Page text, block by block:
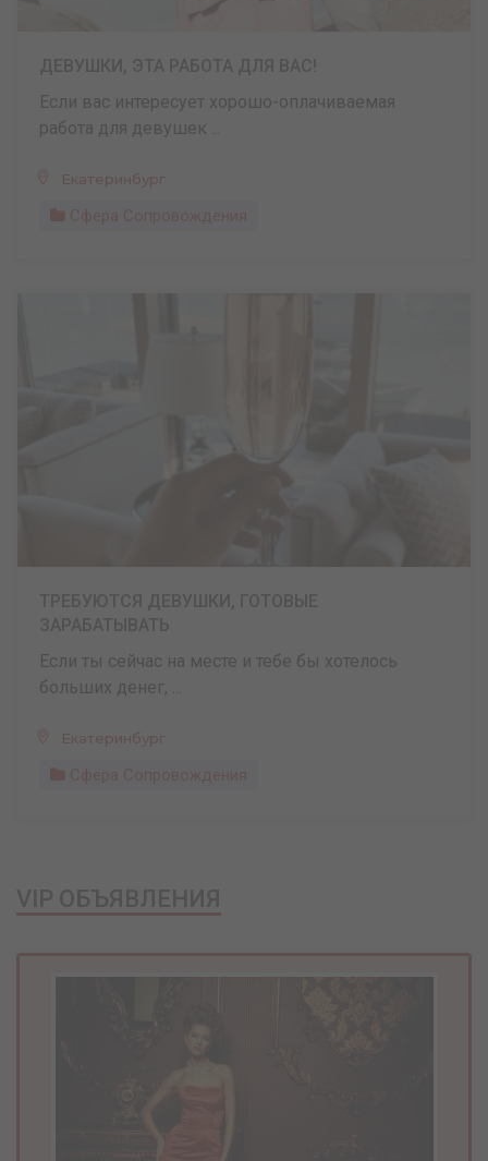
Если вас интересует хорошо-оплачиваемая
работа для девушек ...
Екатеринбург
Сфера Сопровождения
Если ты сейчас на месте и тебе бы хотелось
больших денег, ...
Екатеринбург
Сфера Сопровождения